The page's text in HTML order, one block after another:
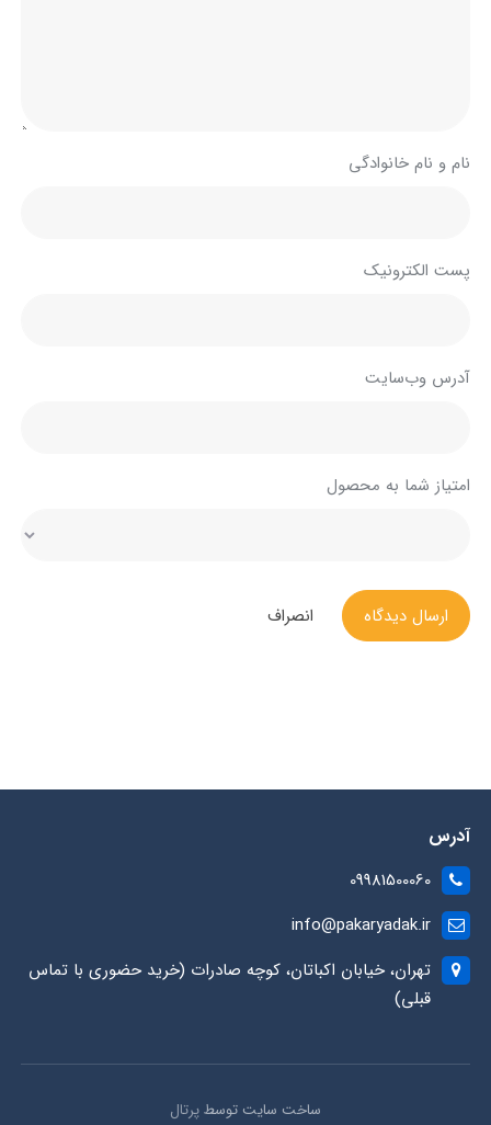
نام و نام خانوادگی
پست الکترونیک
آدرس وب‌سایت
امتیاز شما به محصول
ارسال دیدگاه انصراف
آدرس
09981500060
info@pakaryadak.ir
تهران، خیابان اکباتان، کوچه صادرات (خرید حضوری با تماس
قبلی)
ساخت سایت توسطپرتال